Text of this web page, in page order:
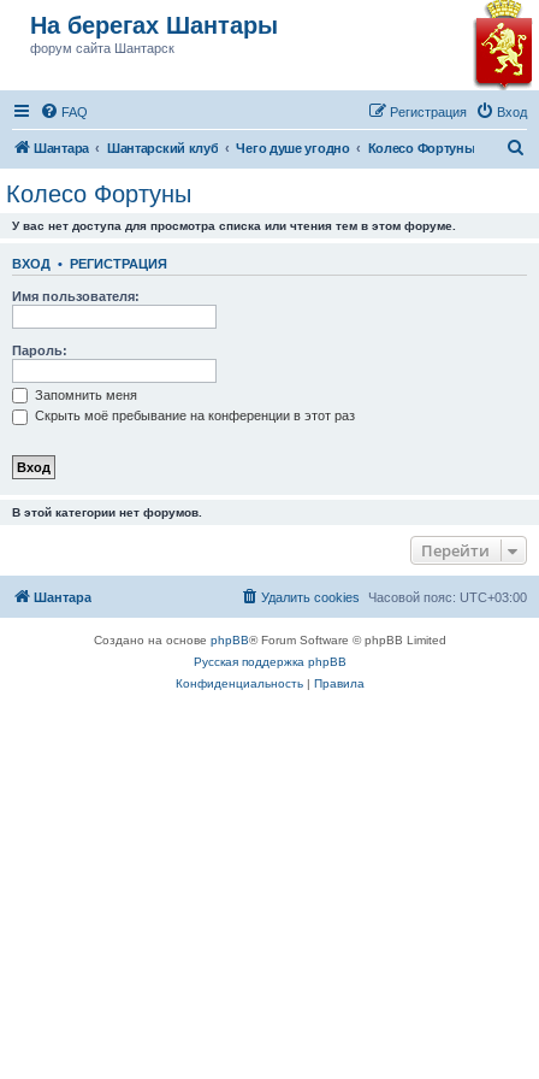
На берегах Шантары
форум сайта Шантарск
FAQ Вход
Регистрация
Шантара Шантарский клуб Чего душе угодно Колесо Фортуны
Колесо Фортуны
У вас нет доступа для просмотра списка или чтения тем в этом форуме.
ВХОД • РЕГИСТРАЦИЯ
Имя пользователя:
Пароль:
Запомнить меня
Скрыть моё пребывание на конференции в этот раз
В этой категории нет форумов.
Перейти
Шантара Часовой пояс: UTC+03:00
Удалить cookies
Создано на основе phpBB® Forum Software © phpBB Limited
Русская поддержка phpBB
Конфиденциальность| Правила